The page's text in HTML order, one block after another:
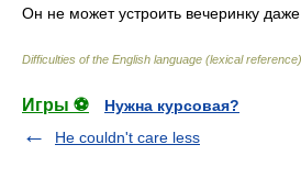
Он не может устроить вечеринку
Difficulties of the English language (lexical
Игры ⚽
Нужна курсовая?
He couldn't care less